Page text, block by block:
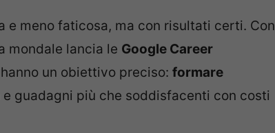
e meno faticosa, ma con risultati certi. Con
mondale lancia le Google Career
un obiettivo preciso: formare
e guadagni più che soddisfacenti con costi